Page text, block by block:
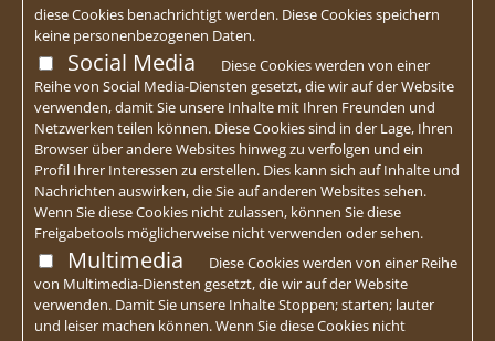
diese Cookies benachrichtigt werden. Diese Cookies speichern
keine personenbezogenen Daten.
Social Media
Diese Cookies werden von einer
Reihe von Social Media-Diensten gesetzt, die wir auf der Website
verwenden, damit Sie unsere Inhalte mit Ihren Freunden und
Netzwerken teilen können. Diese Cookies sind in der Lage, Ihren
Browser über andere Websites hinweg zu verfolgen und ein
Profil Ihrer Interessen zu erstellen. Dies kann sich auf Inhalte und
Nachrichten auswirken, die Sie auf anderen Websites sehen.
Wenn Sie diese Cookies nicht zulassen, können Sie diese
Freigabetools möglicherweise nicht verwenden oder sehen.
Multimedia
Diese Cookies werden von einer Reihe
von Multimedia-Diensten gesetzt, die wir auf der Website
verwenden. Damit Sie unsere Inhalte Stoppen; starten; lauter
und leiser machen können. Wenn Sie diese Cookies nicht